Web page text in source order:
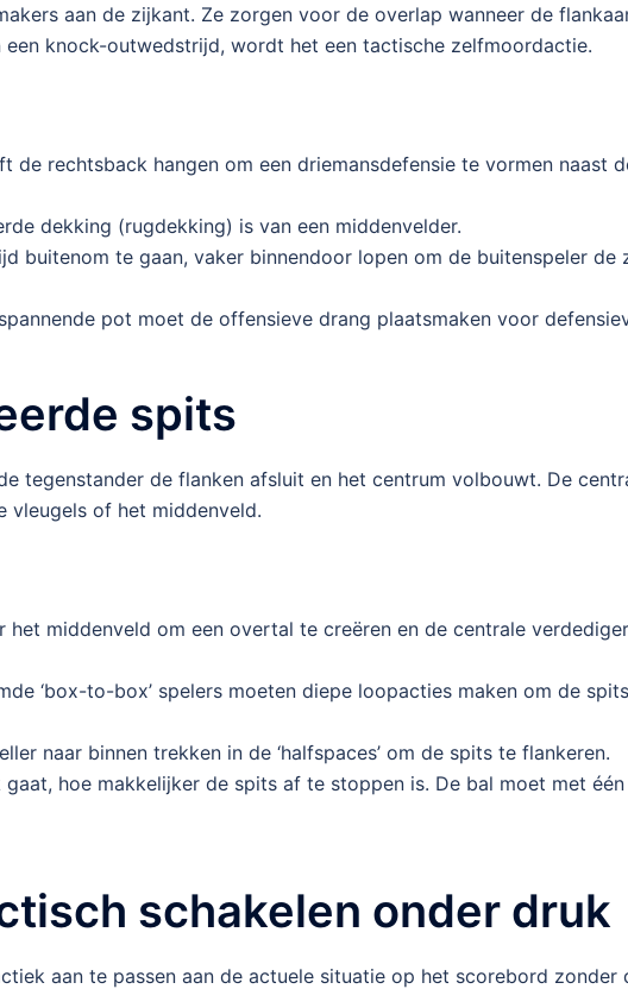
aan de zijkant. Ze zorgen voor de overlap wanneer de
knock-outwedstrijd, wordt het een tactische zelfmoordactie.
de rechtsback hangen om een driemansdefensie te vormen naast
dekking (rugdekking) is van een middenvelder.
buitenom te gaan, vaker binnendoor lopen om de buitenspeler de
pot moet de offensieve drang plaatsmaken voor
spits
tegenstander de flanken afsluit en het centrum volbouwt. De
vleugels of het middenveld.
het middenveld om een overtal te creëren en de centrale
‘box-to-box’ spelers moeten diepe loopacties maken om de
naar binnen trekken in de ‘halfspaces’ om de spits te flankeren.
hoe makkelijker de spits af te stoppen is. De bal moet met
schakelen onder druk
aan te passen aan de actuele situatie op het scorebord zonder